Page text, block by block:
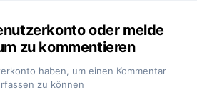
oder melde
zu kommentieren
haben, um einen Kommentar
zu können